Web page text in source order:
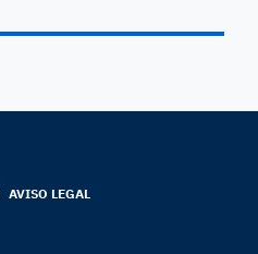
AVISO LEGAL